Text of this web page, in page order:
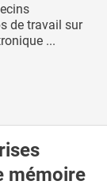
de travail sur
...
mémoire